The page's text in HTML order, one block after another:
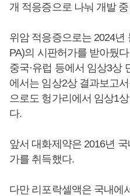
개 적응증으로 나눠 개발
위암 적응증으로는 2024
PA)의 시판허가를 받아뒀
중국·유럽 등에서 임상3상
에서는 임상2상 결과보고
으로도 헝가리에서 임상1
다.
앞서 대화제약은 2016년
가를 취득했다.
다만 리포락셀액은 국내에